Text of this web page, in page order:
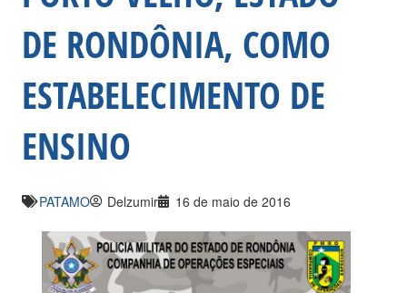
DE RONDÔNIA, COMO
ESTABELECIMENTO DE
ENSINO
PATAMO Delzumir 16 de maio de 2016